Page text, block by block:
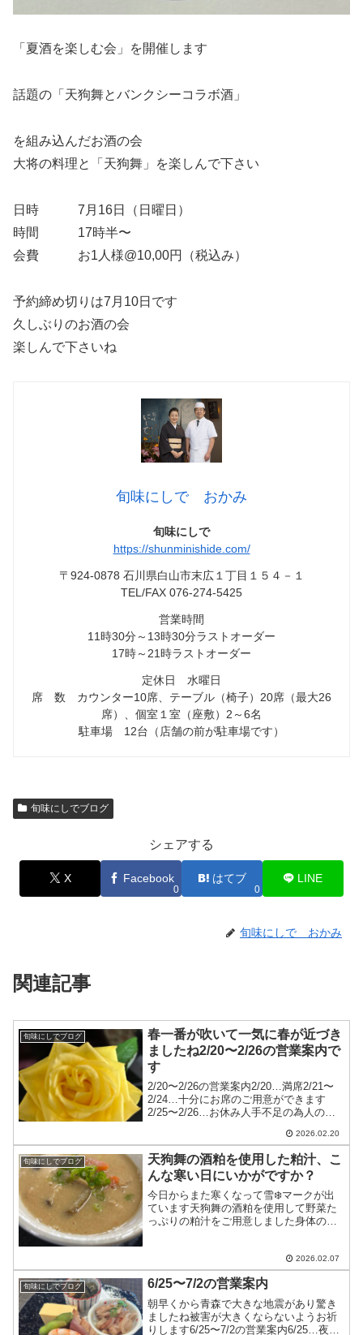
「夏酒を楽しむ会」を開催します
話題の「天狗舞とバンクシーコラボ酒」
を組み込んだお酒の会
大将の料理と「天狗舞」を楽しんで下さい
日時 7月16日（日曜日）
時間 17時半〜
会費 お1人様@10,00円（税込み）
予約締め切りは7月10日です
久しぶりのお酒の会
楽しんで下さいね
旬味にしで おかみ
旬味にしで
https://shunminishide.com/
〒924-0878 石川県白山市末広１丁目１５４－１
TEL/FAX 076-274-5425
営業時間
11時30分～13時30分ラストオーダー
17時～21時ラストオーダー
定休日 水曜日
席 数 カウンター10席、テーブル（椅子）20席（最大26
席）、個室１室（座敷）2～6名
駐車場 12台（店舗の前が駐車場です）
旬味にしでブログ
シェアする
X Facebook
0
はてブ
0
LINE
旬味にしで おかみ
関連記事
旬味にしでブログ
春一番が吹いて一気に春が近づき
ましたね2/20〜2/26の営業案内で
す
2/20〜2/26の営業案内2/20…満席2/21〜
2/24…十分にお席のご用意ができます
2/25〜2/26…お休み人手不足の為人の確
まいしたり休んだりする事がありますご
了承下さい
2026.02.20
旬味にしでブログ
天狗舞の酒粕を使用した粕汁、こ
んな寒い日にいかがですか？
今日からまた寒くなって雪❄️マークが出
ています天狗舞の酒粕を使用して野菜た
っぷりの粕汁をご用意しました身体の中
2026.02.07
旬味にしでブログ 6/25〜7/2の営業案内
朝早くから青森で大きな地震があり驚き
ましたね被害が大きくならないようお祈
りします6/25〜7/2の営業案内6/25…夜の